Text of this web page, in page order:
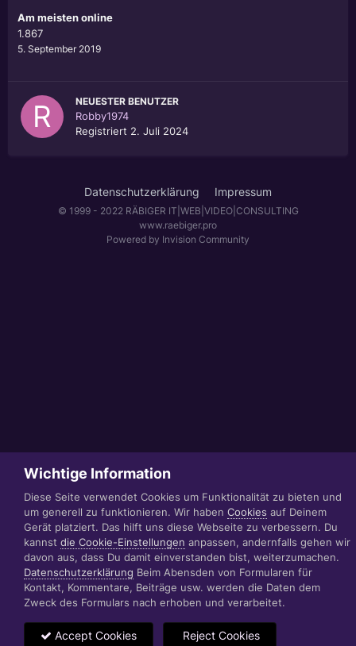
Am meisten online
1.867
5. September 2019
NEUESTER BENUTZER
Robby1974
Registriert 2. Juli 2024
Datenschutzerklärung Impressum
© 1999 - 2022 RÄBIGER IT|WEB|VIDEO|CONSULTING
www.raebiger.pro
Powered by Invision Community
Wichtige Information
Diese Seite verwendet Cookies um Funktionalität zu bieten und
um generell zu funktionieren. Wir haben Cookies auf Deinem
Gerät platziert. Das hilft uns diese Webseite zu verbessern. Du
kannst die Cookie-Einstellungen anpassen, andernfalls gehen wir
davon aus, dass Du damit einverstanden bist, weiterzumachen.
Datenschutzerklärung Beim Abensden von Formularen für
Kontakt, Kommentare, Beiträge usw. werden die Daten dem
Zweck des Formulars nach erhoben und verarbeitet.
Accept Cookies Reject Cookies